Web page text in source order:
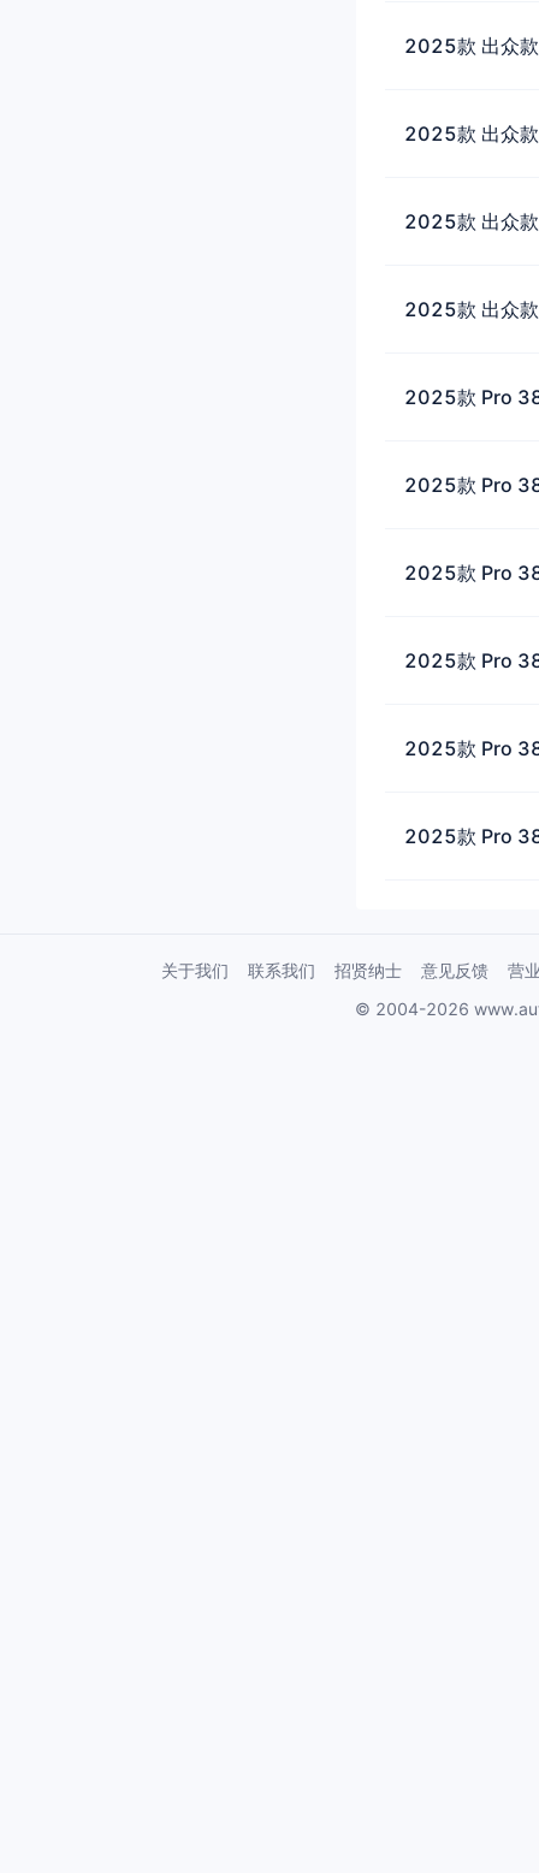
2025款 出众
2025款 出众
2025款 出众
2025款 出众
2025款 Pro
2025款 Pro
2025款 Pro
2025款 Pro
2025款 Pro
2025款 Pro
关于我们 联系我们 招贤纳士 意见反馈
营
© 2004-2026